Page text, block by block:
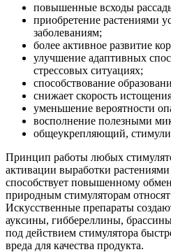
повышенные всходы
приобретение растениями
заболеваниям;
более активное развитие
улучшение адаптивных
стрессовых ситуациях;
способствование
снижает скорость
уменьшение вероятности
восполнение полезными
общеукрепляющий,
Принцип работы любых
активации выработки
способствует повышенному
природным стимуляторам
Искусственные препараты
ауксины, гиббереллины,
под действием стимулятора
вреда для качества продукта.